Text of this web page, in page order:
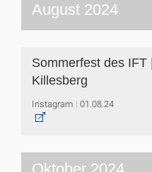
August 2024
Sommerfest des IFT
Killesberg
Instagram 01.08.24